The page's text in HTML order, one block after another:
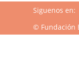
Siguenos en:
© Fundación